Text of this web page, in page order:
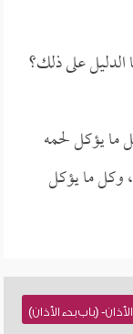
على ذلك؟
ما يؤكل لحمه
وكل ما يؤكل
(باب بدء الأذان)